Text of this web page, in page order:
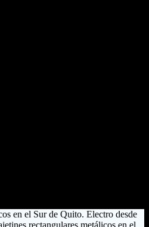
en el Sur de Quito. Electro desde